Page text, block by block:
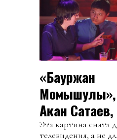
«Бауржан
Акан
Эта картина снята
телевидения, а не